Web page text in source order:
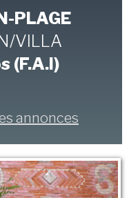
PLAGE
VILLA
(F.A.I)
annonces